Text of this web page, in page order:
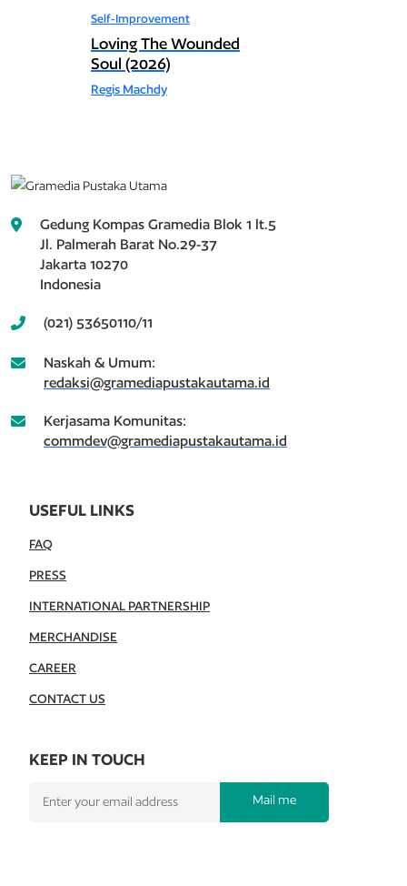
Self-Improvement
Loving The Wounded
Soul (2026)
Regis Machdy
Gedung Kompas Gramedia Blok 1 lt.5
Jl. Palmerah Barat No.29-37
Jakarta 10270
Indonesia
(021) 53650110/11
Naskah & Umum:
redaksi@gramediapustakautama.id
Kerjasama Komunitas:
commdev@gramediapustakautama.id
USEFUL LINKS
FAQ
PRESS
INTERNATIONAL PARTNERSHIP
MERCHANDISE
CAREER
CONTACT US
KEEP IN TOUCH
Mail me